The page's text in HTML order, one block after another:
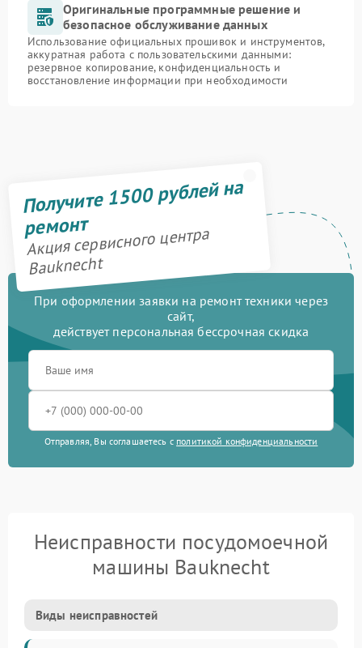
Оригинальные программные решение и
безопасное обслуживание данных
Использование официальных прошивок и инструментов,
аккуратная работа с пользовательскими данными:
резервное копирование, конфиденциальность и
восстановление информации при необходимости
Получите 1500 рублей на
ремонт
Акция сервисного центра
Bauknecht
При оформлении заявки на ремонт техники через
сайт,
действует персональная бессрочная скидка
Отправляя, Вы соглашаетесь с политикой конфиденциальности
Неисправности посудомоечной
машины Bauknecht
Виды неисправностей